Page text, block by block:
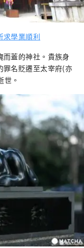
求學業順利
蓋的神社。貴族身
罪名貶遷至太宰府(亦
。